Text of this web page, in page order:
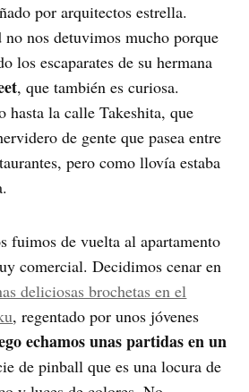
por arquitectos estrella.
nos detuvimos mucho porque
los escaparates de su hermana
, que también es curiosa.
hasta la calle Takeshita, que
de gente que pasea entre
pero como llovía estaba
fuimos de vuelta al apartamento
comercial. Decidimos cenar en
deliciosas brochetas en el
, regentado por unos jóvenes
echamos unas partidas en un
de pinball que es una locura de